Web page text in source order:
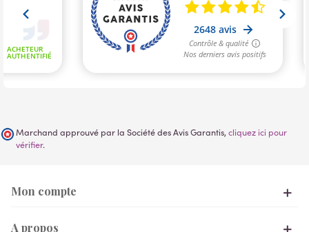
Marchand approuvé par la Société des Avis Garantis, cliquez ici pour
vérifier.
Mon compte
A propos